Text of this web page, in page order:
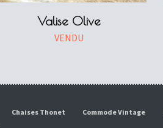
Valise Olive
VENDU
Chaises Thonet Commode Vintage